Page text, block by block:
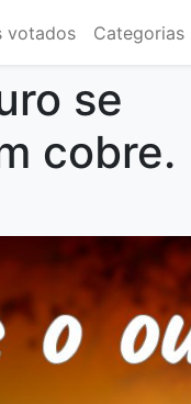
votados Categorias
se
cobre.